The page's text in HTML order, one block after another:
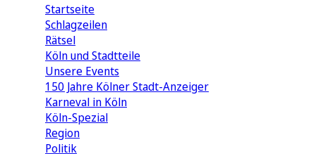
Startseite
Schlagzeilen
Rätsel
Köln und Stadtteile
Unsere Events
150 Jahre Kölner Stadt-Anzeiger
Karneval in Köln
Köln-Spezial
Region
Politik